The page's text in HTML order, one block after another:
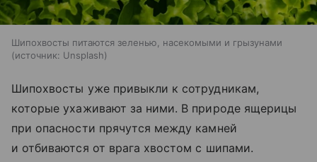
Шипохвосты питаются зеленью, насекомыми и грызунами
источник: Unsplash
Шипохвосты уже привыкли к сотрудникам,
которые ухаживают за ними. В природе ящерицы
при опасности прячутся между камней
и отбиваются от врага хвостом с шипами.